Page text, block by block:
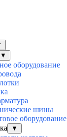
▼
оборудование
шины
оборудование
▼